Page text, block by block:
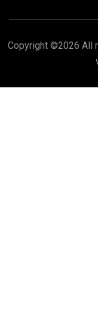
Copyright ©2026 All